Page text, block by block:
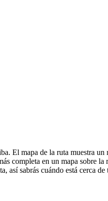
El mapa de la ruta muestra un
completa en un mapa sobre la
así sabrás cuándo está cerca